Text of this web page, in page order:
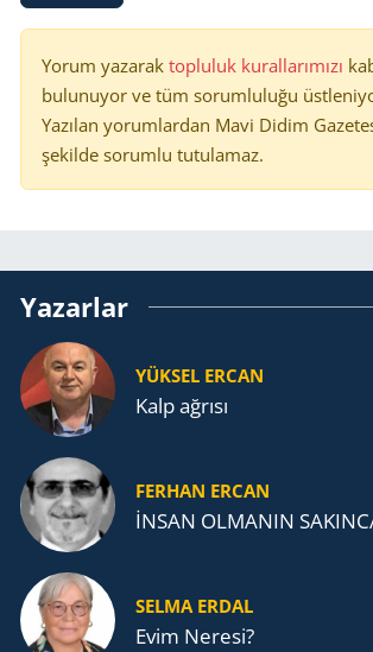
Yorum yazarak topluluk kurallarımızı
bulunuyor ve tüm sorumluluğu
Yazılan yorumlardan Mavi Didim
şekilde sorumlu tutulamaz.
Yazarlar
YÜKSEL ERCAN
Kalp ağrısı
FERHAN ERCAN
İNSAN OLMANIN
SELMA ERDAL
Evim Neresi?